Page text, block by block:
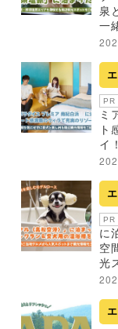
泉
一
PR
ミ
ト
イ
PR
に
空
光